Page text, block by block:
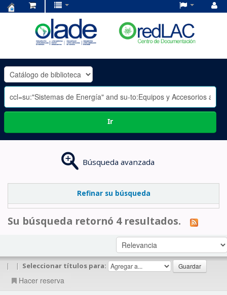
OLADE
-
Ir
Búsqueda avanzada
Refinar su búsqueda
Su búsqueda retornó 4 resultados.
| | Seleccionar títulos para:
Hacer reserva